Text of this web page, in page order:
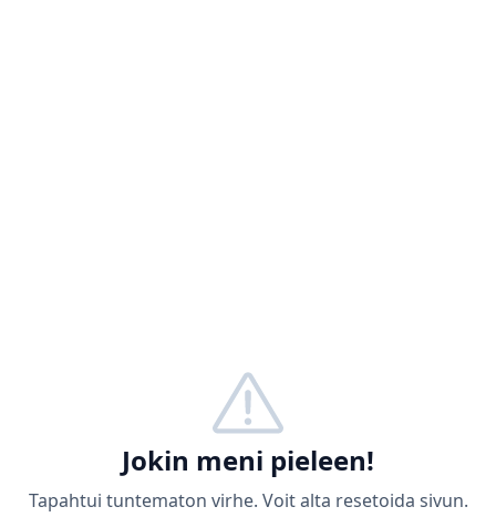
Jokin meni pieleen!
Tapahtui tuntematon virhe. Voit alta resetoida sivun.